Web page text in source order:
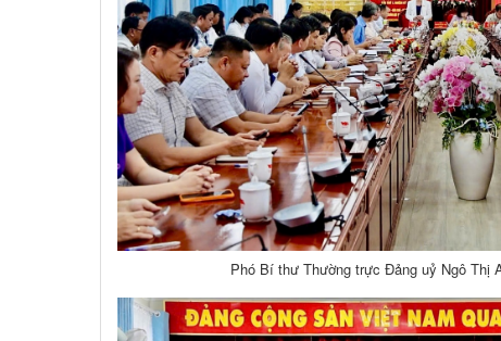
Phó Bí thư Thường trực Đảng uỷ Ngô Thị